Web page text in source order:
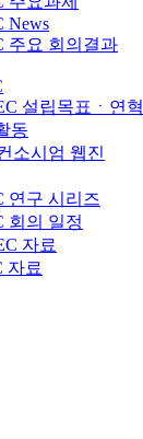
News
주요 회의결과
설립목표ㆍ연혁
동
소시엄 웹진
연구 시리즈
회의 일정
자료
자료